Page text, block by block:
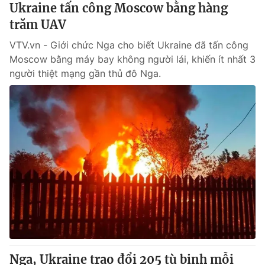
Ukraine tấn công Moscow bằng hàng
trăm UAV
VTV.vn - Giới chức Nga cho biết Ukraine đã tấn công
Moscow bằng máy bay không người lái, khiến ít nhất 3
người thiệt mạng gần thủ đô Nga.
Nga, Ukraine trao đổi 205 tù binh mỗi